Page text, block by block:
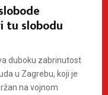
tu slobodu
duboku zabrinutost
u Zagrebu, koji je
na vojnom